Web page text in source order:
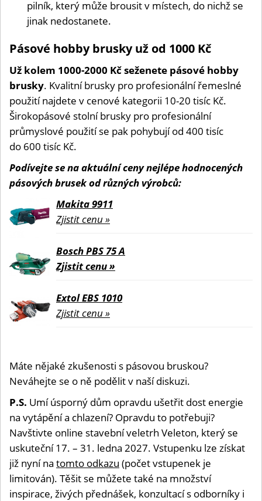
pilník, který může brousit v místech, do nichž se
jinak nedostanete.
Pásové hobby brusky už od 1000 Kč
Už kolem 1000-2000 Kč seženete pásové hobby
brusky. Kvalitní brusky pro profesionální řemeslné
použití najdete v cenové kategorii 10-20 tisíc Kč.
Širokopásové stolní brusky pro profesionální
průmyslové použití se pak pohybují od 400 tisíc
do 600 tisíc Kč.
Podívejte se na aktuální ceny nejlépe hodnocených
pásových brusek od různých výrobců:
Makita 9911
Zjistit cenu »
Bosch PBS 75 A
Zjistit cenu »
Extol EBS 1010
Zjistit cenu »
Máte nějaké zkušenosti s pásovou bruskou?
Neváhejte se o ně podělit v naší diskuzi.
P.S. Umí úsporný dům opravdu ušetřit dost energie
na vytápění a chlazení? Opravdu to potřebuji?
Navštivte online stavební veletrh Veleton, který se
uskuteční 17. – 31. ledna 2027. Vstupenku lze získat
již nyní na tomto odkazu (počet vstupenek je
limitován). Těšit se můžete také na množství
inspirace, živých přednášek, konzultací s odborníky i